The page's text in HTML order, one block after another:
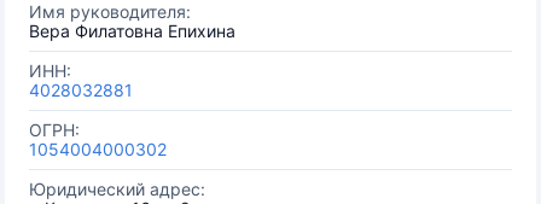
Имя руководителя:
Вера Филатовна Епихина
ИНН:
4028032881
ОГРН:
1054004000302
Юридический адрес: